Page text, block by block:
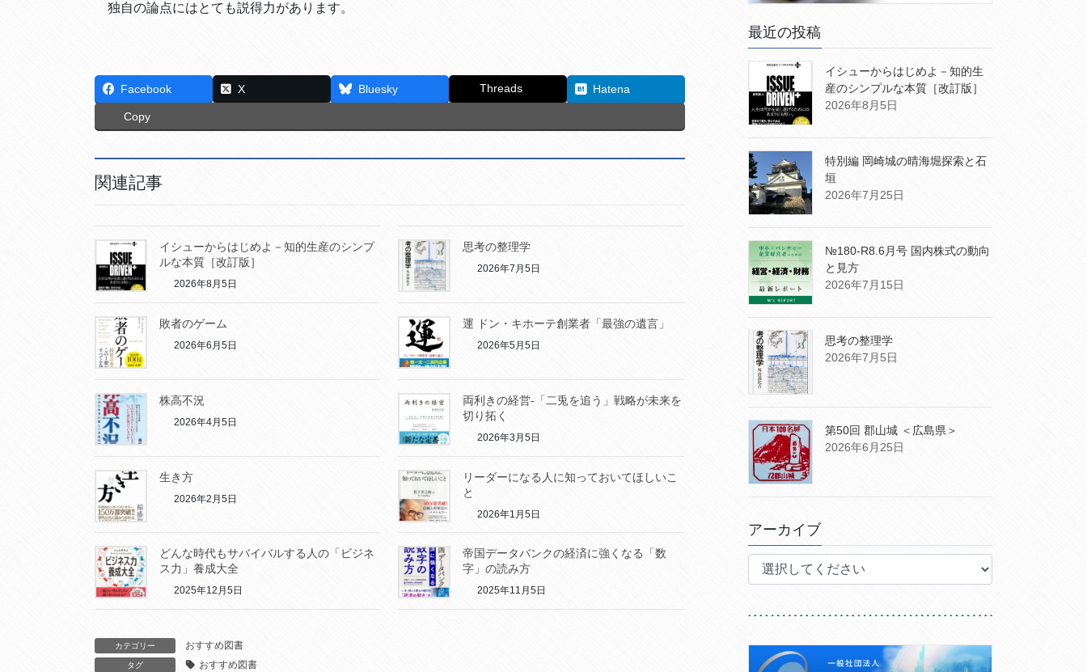
独自の論点にはとても説得力があります。
Facebook X Bluesky Threads Hatena
Copy
関連記事
イシューからはじめよ－知的生産のシンプ
ルな本質［改訂版］
2026年8月5日
思考の整理学
2026年7月5日
敗者のゲーム
2026年6月5日
運 ドン・キホーテ創業者「最強の遺言」
2026年5月5日
株高不況
2026年4月5日
両利きの経営-「二兎を追う」戦略が未来を
切り拓く
2026年3月5日
生き方
2026年2月5日
リーダーになる人に知っておいてほしいこ
と
2026年1月5日
どんな時代もサバイバルする人の「ビジネ
ス力」養成大全
2025年12月5日
帝国データバンクの経済に強くなる「数
字」の読み方
2025年11月5日
カテゴリー おすすめ図書
タグ おすすめ図書
最近の投稿
イシューからはじめよ－知的生
産のシンプルな本質［改訂版］
2026年8月5日
特別編 岡崎城の晴海堀探索と石
垣
2026年7月25日
№180-R8.6月号 国内株式の動向
と見方
2026年7月15日
思考の整理学
2026年7月5日
第50回 郡山城 ＜広島県＞
2026年6月25日
アーカイブ